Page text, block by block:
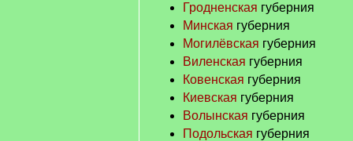
Гродненская губерния
Минская губерния
Могилёвская губерния
Виленская губерния
Ковенская губерния
Киевская губерния
Волынская губерния
Подольская губерния